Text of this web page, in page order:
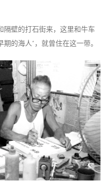
隔壁的打石街来，这里和牛车
的海人*，就曾住在这一带。